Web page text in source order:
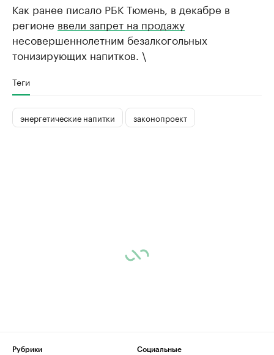
Как ранее писало РБК Тюмень, в декабре в
регионе ввели запрет на продажу
несовершеннолетним безалкогольных
тонизирующих напитков. \
Теги
энергетические напитки законопроект
Рубрики
Социальные